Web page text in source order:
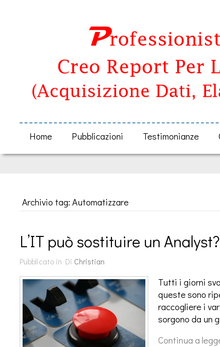
Home Pubblicazioni Testimonianze
Archivio tag: Automatizzare
L’IT può sostituire un Analyst?
Pubblicato in Di Christian
Tutti i giorni
queste sono
raccogliere i
sorgono da un
Continua a